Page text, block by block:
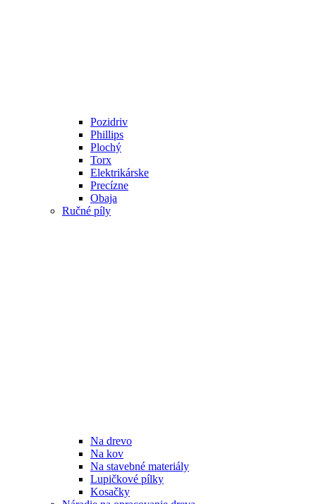
Pozidriv
Phillips
Plochý
Torx
Elektrikárske
Precízne
Obaja
Ručné píly
Na drevo
Na kov
Na stavebné materiály
Lupičkové pílky
Kosačky